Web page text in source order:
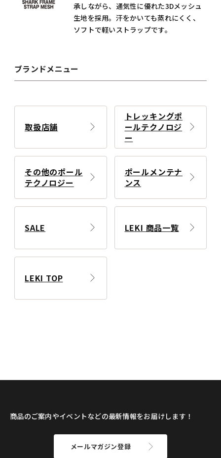
承しながら、通気性に優れた3Dメッシュ
生地を採用。汗をかいても蒸れにくく、
ソフトで軽いストラップです。
ブランドメニュー
取扱店舗
トレッキングポ
ールテクノロジ
ー
その他のポール
テクノロジー
ポールメンテナ
ンス
SALE LEKI 商品一覧
LEKI TOP
商品のご案内やイベントなどの最新情報をお届けします！
メールマガジン登録